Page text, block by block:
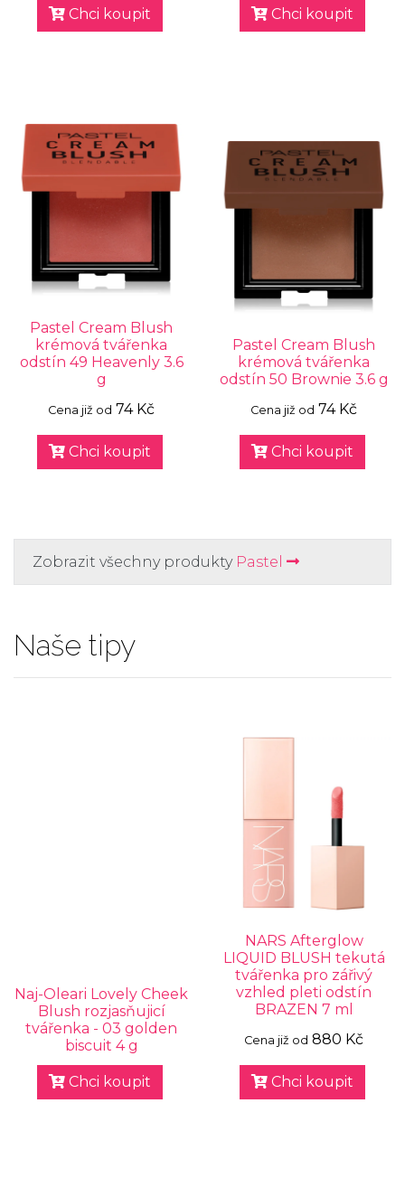
Chci koupit Chci koupit
Pastel Cream Blush
krémová tvářenka
odstín 49 Heavenly 3.6
g
Cena již od 74 Kč
Chci koupit
Pastel Cream Blush
krémová tvářenka
odstín 50 Brownie 3.6 g
Cena již od 74 Kč
Chci koupit
Zobrazit všechny produkty Pastel
Naše tipy
Naj-Oleari Lovely Cheek
Blush rozjasňujicí
tvářenka - 03 golden
biscuit 4 g
Chci koupit
NARS Afterglow
LIQUID BLUSH tekutá
tvářenka pro zářivý
vzhled pleti odstín
BRAZEN 7 ml
Cena již od 880 Kč
Chci koupit